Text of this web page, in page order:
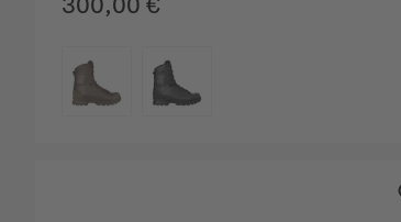
COULEUR